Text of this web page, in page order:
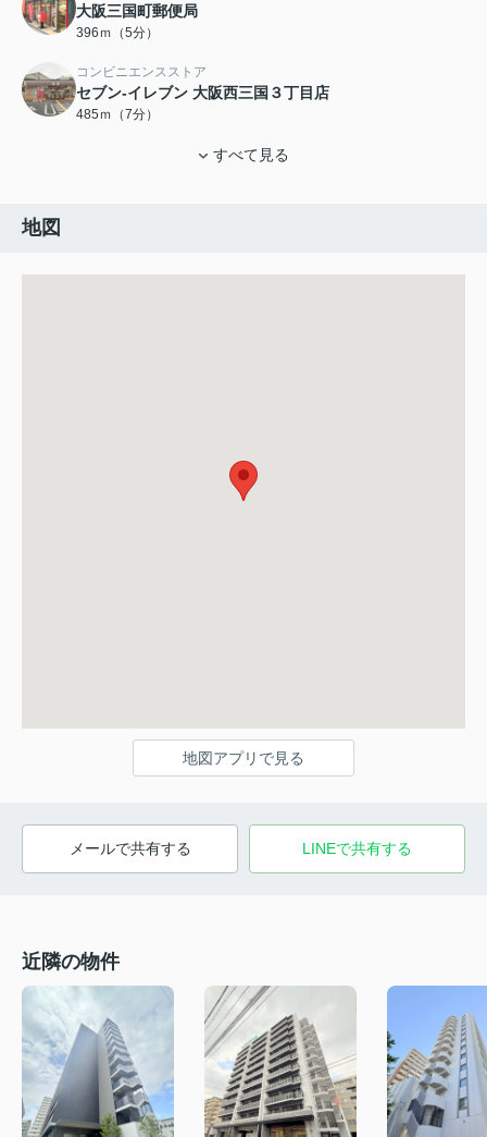
大阪三国町郵便局
396ｍ（5分）
コンビニエンスストア
セブン-イレブン 大阪西三国３丁目店
485ｍ（7分）
すべて見る
地図
地図アプリで見る
メールで共有する LINEで共有する
近隣の物件